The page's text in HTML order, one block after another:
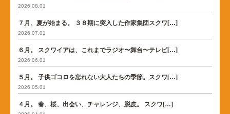
2026.08.01
７月、夏が始まる。 ３８期に突入した作家集団スクワ[…]
2026.07.01
６月。 スクワイアは、これまでラジオ〜舞台〜テレビ[…]
2026.06.01
５月。 子供ゴコロを忘れない大人たちの季節。スクワ[…]
2026.05.01
４月。 春、桜、出会い、チャレンジ、脱皮。 スクワ[…]